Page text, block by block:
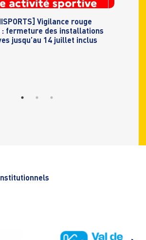
Vigilance rouge
: fermeture des installations
jusqu’au 14 juillet inclus